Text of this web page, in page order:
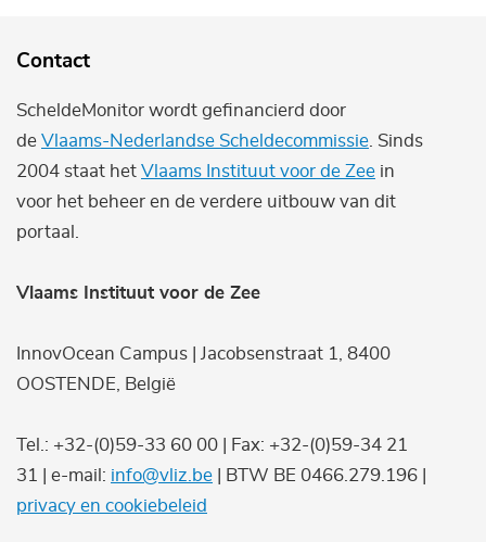
Contact
ScheldeMonitor wordt gefinancierd door
de Vlaams-Nederlandse Scheldecommissie . Sinds
2004 staat het Vlaams Instituut voor de Zee in
voor het beheer en de verdere uitbouw van dit
portaal.
Vlaams Instituut voor de Zee
InnovOcean Campus | Jacobsenstraat 1, 8400
OOSTENDE, België
Tel.: +32-(0)59-33 60 00 | Fax: +32-(0)59-34 21
31 | e-mail: info@vliz.be | BTW BE 0466.279.196 |
privacy en cookiebeleid